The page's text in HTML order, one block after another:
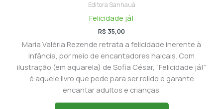
Editora Sanhauá
Felicidade já!
R$ 35,00
Maria Valéria Rezende retrata a felicidade inerente à
infância, por meio de encantadores haicais. Com
ilustração (em aquarela) de Sofia César, “Felicidade já!”
é aquele livro que pede para ser relido e garante
encantar adultos e crianças.